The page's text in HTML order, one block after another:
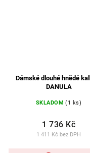
Dámské dlouhé hnědé
DANULA
SKLADOM (1 ks)
1 411 Kč bez DPH
1 736 Kč